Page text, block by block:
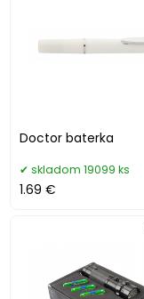
Doctor baterka
skladom 19099 ks
1.69 €